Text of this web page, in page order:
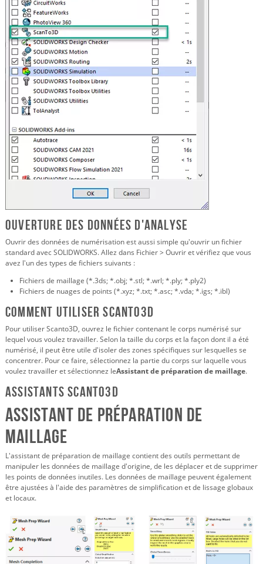
Ouverture des données d'analyse
Ouvrir des données de numérisation est aussi simple qu'ouvrir un fichier
standard avec SOLIDWORKS. Allez dans Fichier > Ouvrir et vérifiez que vous
avez l'un des types de fichiers suivants :
Fichiers de maillage (*.3ds; *.obj; *.stl; *.wrl; *.ply; *.ply2)
Fichiers de nuages de points (*.xyz; *.txt; *.asc; *.vda; *.igs; *.ibl)
Comment utiliser Scanto3D
Pour utiliser Scanto3D, ouvrez le fichier contenant le corps numérisé sur
lequel vous voulez travailler. Selon la taille du corps et la façon dont il a été
numérisé, il peut être utile d'isoler des zones spécifiques sur lesquelles se
concentrer. Pour ce faire, sélectionnez la partie du corps sur laquelle vous
voulez travailler et sélectionnez leAssistant de préparation de maillage.
Assistants Scanto3D
Assistant de préparation de
maillage
L'assistant de préparation de maillage contient des outils permettant de
manipuler les données de maillage d'origine, de les déplacer et de supprimer
les points de données inutiles. Les données de maillage peuvent également
être ajustées à l'aide des paramètres de simplification et de lissage globaux
et locaux.